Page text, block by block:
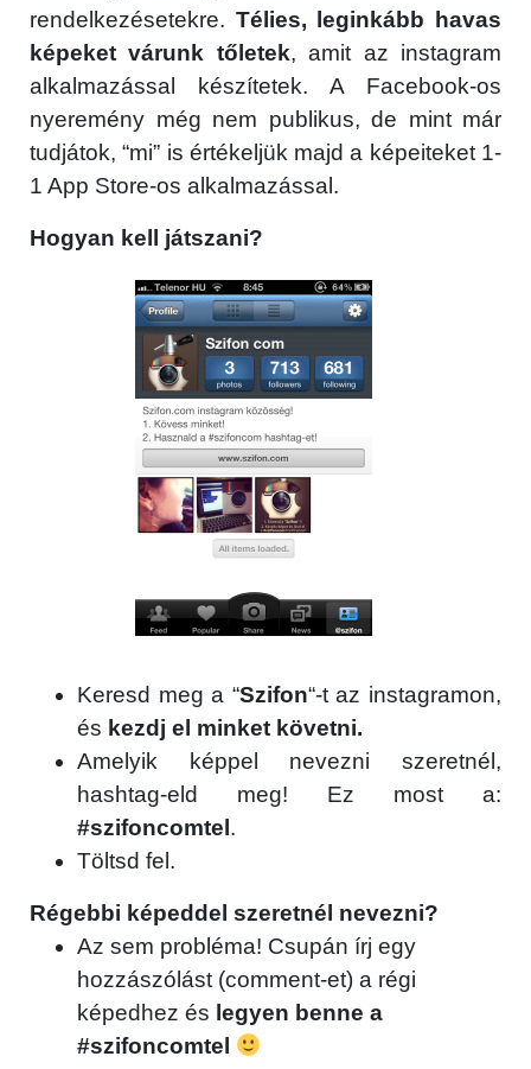
rendelkezésetekre. Télies, leginkább havas
képeket várunk tőletek, amit az instagram
alkalmazással készítetek. A Facebook-os
nyeremény még nem publikus, de mint már
tudjátok, “mi” is értékeljük majd a képeiteket 1-
1 App Store-os alkalmazással.
Hogyan kell játszani?
Keresd meg a “Szifon“-t az instagramon,
és kezdj el minket követni.
Amelyik képpel nevezni szeretnél,
hashtag-eld meg! Ez most a:
#szifoncomtel.
Töltsd fel.
Régebbi képeddel szeretnél nevezni?
Az sem probléma! Csupán írj egy
hozzászólást (comment-et) a régi
képedhez és legyen benne a
#szifoncomtel